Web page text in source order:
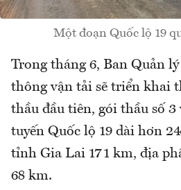
Một đoạn Quốc lộ 19
Trong tháng 6, Ban Quản
thông vận tải sẽ triển khai
thầu đầu tiên, gói thầu số 3
tuyến Quốc lộ 19 dài hơn
tỉnh Gia Lai 171 km, địa
68 km.